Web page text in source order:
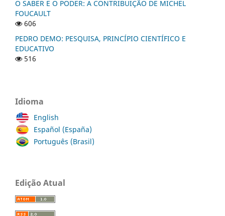
O SABER E O PODER: A CONTRIBUIÇÃO DE MICHEL
FOUCAULT
606
PEDRO DEMO: PESQUISA, PRINCÍPIO CIENTÍFICO E
EDUCATIVO
516
Idioma
English
Español (España)
Português (Brasil)
Edição Atual